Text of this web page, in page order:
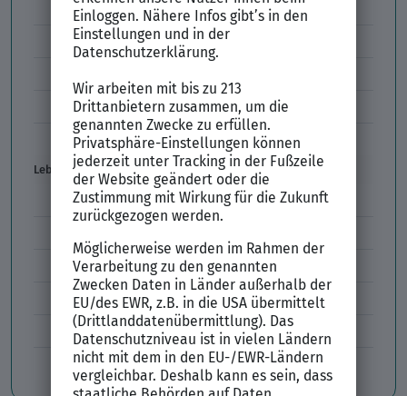
Vorstellungsgespräch Fragen
Schwächen im Vorstellungsgespräch
Vorbereitung Vorstellungsgespräch
Vorstellungsgespräch per Skype
Lebenslauf
Lebenslauf Aufbau und Inhalt
Lebenslauf Englisch Résumé
Lücken im Lebenslauf
Tabellarischer Lebenslauf
Professionelles Bewerbungsfoto